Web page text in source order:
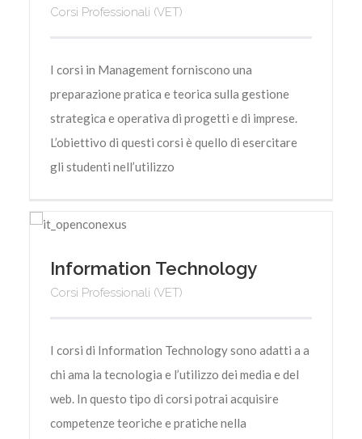
Corsi Professionali (VET)
I corsi in Management forniscono una
preparazione pratica e teorica sulla gestione
strategica e operativa di progetti e di imprese.
L’obiettivo di questi corsi è quello di esercitare
gli studenti nell’utilizzo
Information Technology
Corsi Professionali (VET)
I corsi di Information Technology sono adatti a a
chi ama la tecnologia e l’utilizzo dei media e del
web. In questo tipo di corsi potrai acquisire
competenze teoriche e pratiche nella